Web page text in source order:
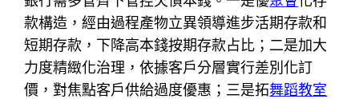
款構造，經由過程產物立異領導進步活期存款和
短期存款，下降高本錢按期存款占比；二是加大
力度精緻化治理，依據客戶分層實行差別化訂
價，對焦點客戶供給過度優惠；三是拓舞蹈教室